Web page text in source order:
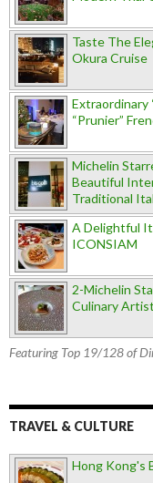
Taste The
Okura Cruise
Extraordinary
“Prunier”
Michelin
Beautiful
Traditional
A Delightful
ICONSIAM
2-Michelin
Culinary
Featuring Top 19/128 of
TRAVEL & CULTURE
Hong Kong's